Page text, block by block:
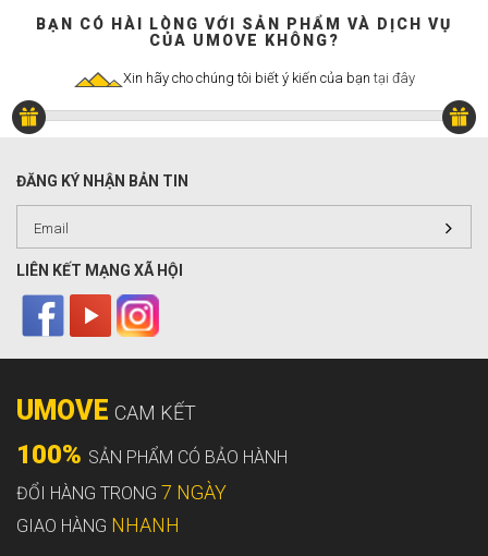
BẠN CÓ HÀI LÒNG VỚI SẢN PHẨM VÀ DỊCH VỤ
CỦA UMOVE KHÔNG?
Xin hãy cho chúng tôi biết ý kiến của bạn tại đây
ĐĂNG KÝ NHẬN BẢN TIN
LIÊN KẾT MẠNG XÃ HỘI
UMOVE CAM KẾT
100% SẢN PHẨM CÓ BẢO HÀNH
ĐỔI HÀNG TRONG 7 NGÀY
GIAO HÀNG NHANH